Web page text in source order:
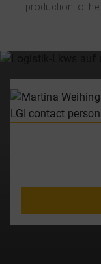
production to